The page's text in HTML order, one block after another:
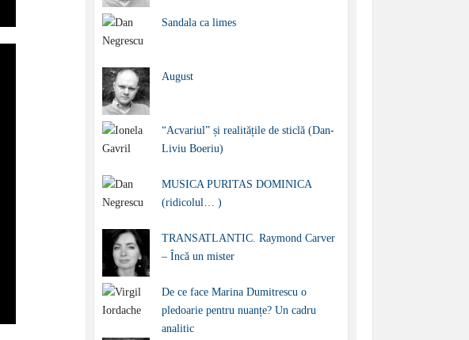
Sandala ca limes
August
“Acvariul” și realitățile de sticlă (Dan-
Liviu Boeriu)
MUSICA PURITAS DOMINICA
(ridicolul… )
TRANSATLANTIC. Raymond Carver
– Încă un mister
De ce face Marina Dumitrescu o
pledoarie pentru nuanțe? Un cadru
analitic